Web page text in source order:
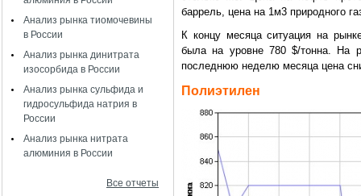
Анализ рынка тиомочевины
в России
Анализ рынка динитрата
изосорбида в России
Анализ рынка сульфида и
гидросульфида натрия в
России
Анализ рынка нитрата
алюминия в России
Все отчеты
баррель, цена на 1м3 природного
К концу месяца ситуация на
была на уровне 780 $/тонна. На
последнюю неделю месяца цена
Полиэтилен